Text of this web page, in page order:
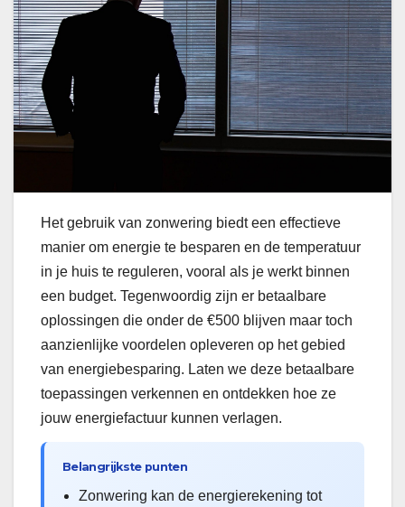
Het gebruik van zonwering biedt een effectieve
manier om energie te besparen en de temperatuur
in je huis te reguleren, vooral als je werkt binnen
een budget. Tegenwoordig zijn er betaalbare
oplossingen die onder de €500 blijven maar toch
aanzienlijke voordelen opleveren op het gebied
van energiebesparing. Laten we deze betaalbare
toepassingen verkennen en ontdekken hoe ze
jouw energiefactuur kunnen verlagen.
Belangrijkste punten
Zonwering kan de energierekening tot